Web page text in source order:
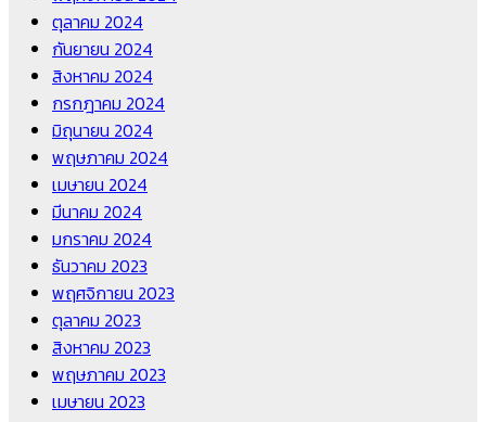
ตุลาคม 2024
กันยายน 2024
สิงหาคม 2024
กรกฎาคม 2024
มิถุนายน 2024
พฤษภาคม 2024
เมษายน 2024
มีนาคม 2024
มกราคม 2024
ธันวาคม 2023
พฤศจิกายน 2023
ตุลาคม 2023
สิงหาคม 2023
พฤษภาคม 2023
เมษายน 2023